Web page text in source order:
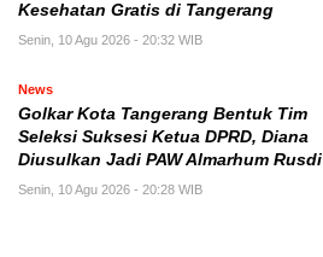
Kesehatan Gratis di Tangerang
Senin, 10 Agu 2026 - 20:32 WIB
News
Golkar Kota Tangerang Bentuk Tim
Seleksi Suksesi Ketua DPRD, Diana
Diusulkan Jadi PAW Almarhum Rusdi
Senin, 10 Agu 2026 - 20:28 WIB